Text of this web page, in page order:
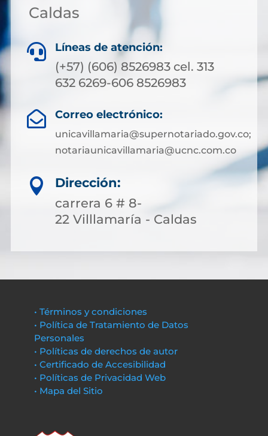
Caldas
 Líneas de atención:
(+57) (606) 8526983 cel. 313
632 6269-606 8526983
 Correo electrónico:
unicavillamaria@supernotariado.gov.co;
notariaunicavillamaria@ucnc.com.co

Dirección:
carrera 6 # 8-
22 Villlamaría - Caldas
• Términos y condiciones
• Política de Tratamiento de Datos
Personales
• Políticas de derechos de autor
• Certificado de Accesibilidad
• Políticas de Privacidad Web
• Mapa del Sitio